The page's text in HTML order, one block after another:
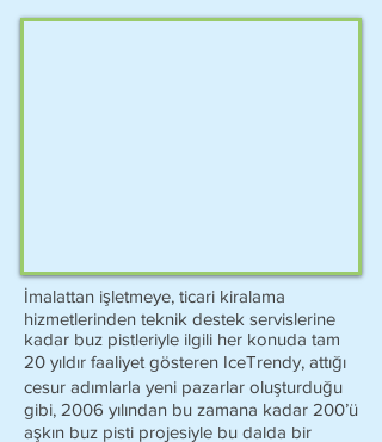
İmalattan işletmeye, ticari kiralama
hizmetlerinden teknik destek servislerine
kadar buz pistleriyle ilgili her konuda tam
20 yıldır faaliyet gösteren IceTrendy, attığı
cesur adımlarla yeni pazarlar oluşturduğu
gibi, 2006 yılından bu zamana kadar 200’ü
aşkın buz pisti projesiyle bu dalda bir